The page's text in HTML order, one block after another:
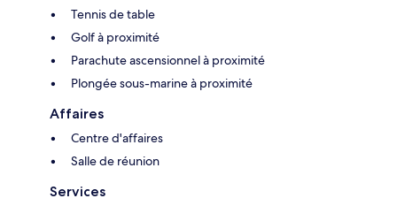
Tennis de table
Golf à proximité
Parachute ascensionnel à proximité
Plongée sous-marine à proximité
Affaires
Centre d'affaires
Salle de réunion
Services